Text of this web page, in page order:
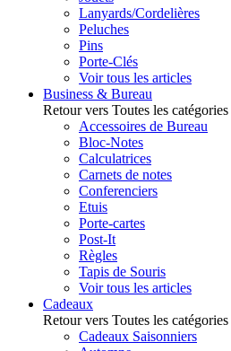
Lanyards/Cordelières
Peluches
Pins
Porte-Clés
Voir tous les articles
Business & Bureau
Retour vers Toutes les catégories
Accessoires de Bureau
Bloc-Notes
Calculatrices
Carnets de notes
Conferenciers
Etuis
Porte-cartes
Post-It
Règles
Tapis de Souris
Voir tous les articles
Cadeaux
Retour vers Toutes les catégories
Cadeaux Saisonniers